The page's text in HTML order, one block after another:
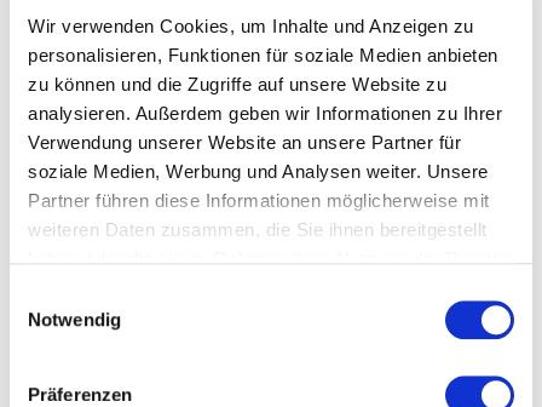
Wir verwenden Cookies, um Inhalte und Anzeigen zu
personalisieren, Funktionen für soziale Medien anbieten
zu können und die Zugriffe auf unsere Website zu
analysieren. Außerdem geben wir Informationen zu Ihrer
Verwendung unserer Website an unsere Partner für
soziale Medien, Werbung und Analysen weiter. Unsere
Partner führen diese Informationen möglicherweise mit
weiteren Daten zusammen, die Sie ihnen bereitgestellt
Notwendig
Präferenzen
Otto Textil GmbH
Heinrich-Otto-Straße 60
73240 Wendlingen
Telefon:+49 7024 946-152
Telefax:+49 7024 51064
E-Mail: info@otto-textil.de
www.otto-textil.de